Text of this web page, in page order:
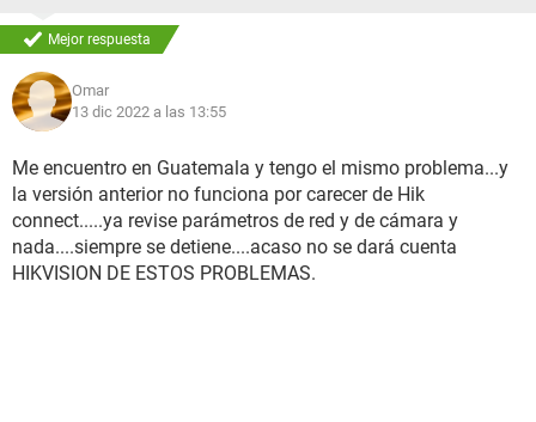
Mejor respuesta
Omar
13 dic 2022 a las 13:55
Me encuentro en Guatemala y tengo el mismo problema...y
la versión anterior no funciona por carecer de Hik
connect.....ya revise parámetros de red y de cámara y
nada....siempre se detiene....acaso no se dará cuenta
HIKVISION DE ESTOS PROBLEMAS.